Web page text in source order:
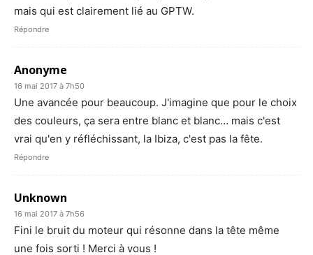
mais qui est clairement lié au GPTW.
Répondre
Anonyme
16 mai 2017 à 7h50
Une avancée pour beaucoup. J'imagine que pour le choix
des couleurs, ça sera entre blanc et blanc… mais c'est
vrai qu'en y réfléchissant, la Ibiza, c'est pas la fête.
Répondre
Unknown
16 mai 2017 à 7h56
Fini le bruit du moteur qui résonne dans la tête même
une fois sorti ! Merci à vous !